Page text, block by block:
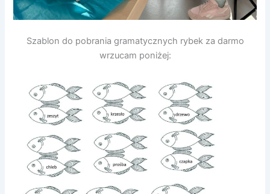
Szablon do pobrania gramatycznych rybek za darmo
wrzucam poniżej: